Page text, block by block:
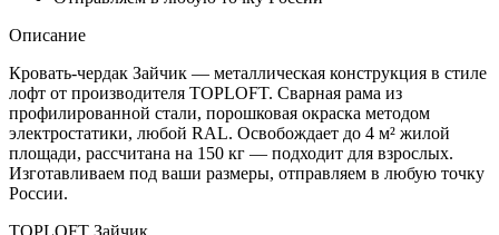
Описание
Кровать-чердак Зайчик — металлическая конструкция в стиле
лофт от производителя TOPLOFT. Сварная рама из
профилированной стали, порошковая окраска методом
электростатики, любой RAL. Освобождает до 4 м² жилой
площади, рассчитана на 150 кг — подходит для взрослых.
Изготавливаем под ваши размеры, отправляем в любую точку
России.
TOPLOFT Зайчик